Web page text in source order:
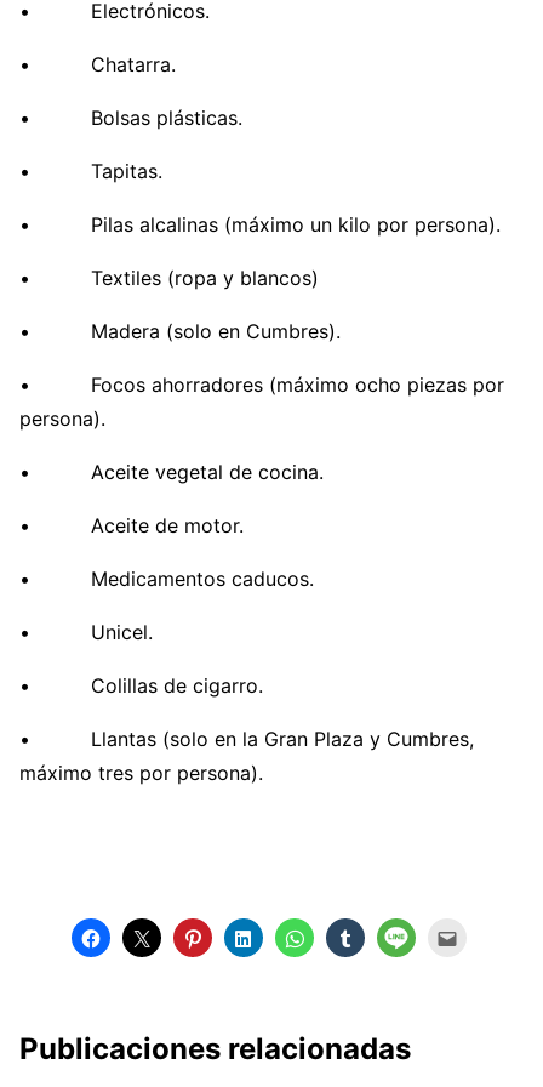
• Electrónicos.
• Chatarra.
• Bolsas plásticas.
• Tapitas.
• Pilas alcalinas (máximo un kilo por persona).
• Textiles (ropa y blancos)
• Madera (solo en Cumbres).
• Focos ahorradores (máximo ocho piezas por
persona).
• Aceite vegetal de cocina.
• Aceite de motor.
• Medicamentos caducos.
• Unicel.
• Colillas de cigarro.
• Llantas (solo en la Gran Plaza y Cumbres,
máximo tres por persona).
Publicaciones relacionadas